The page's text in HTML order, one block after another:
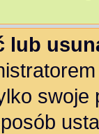
lub
swoje